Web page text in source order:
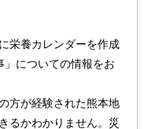
栄養カレンダーを作成
」についての情報をお
方が経験された熊本地
るかわかりません。災